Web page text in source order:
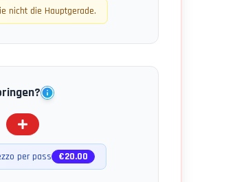
nicht die Hauptgerade.
per pass €20.00